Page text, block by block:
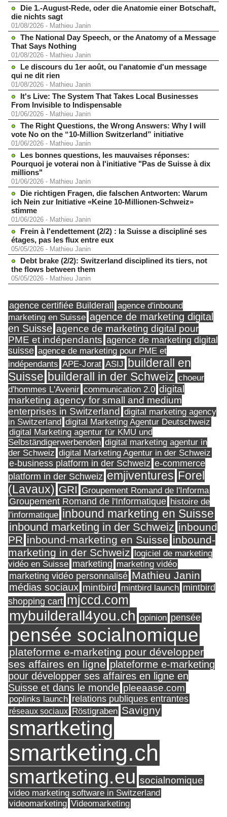
Die 1.-August-Rede, oder die Anatomie einer Botschaft,
die nichts sagt
01/08/2026 - Mathieu Janin
The National Day Speech, or the Anatomy of a Message
That Says Nothing
01/08/2026 - Mathieu Janin
Le discours du 1er août, ou l'anatomie d'un message
qui ne dit rien
01/08/2026 - Mathieu Janin
It's Live: The System That Takes Local Businesses
From Invisible to Indispensable
01/06/2026 - Mathieu Janin
The Right Questions, the Wrong Answers: Why I will
vote No on the “10-Million Switzerland” initiative
01/06/2026 - Mathieu Janin
Les bonnes questions, les mauvaises réponses:
Pourquoi je voterai non à l'initiative "Pas de Suisse à dix
millions"
01/06/2026 - Mathieu Janin
Die richtigen Fragen, die falschen Antworten: Warum
ich Nein zur Initiative «Keine 10-Millionen-Schweiz»
stimme
01/06/2026 - Mathieu Janin
Frein à l'endettement (2/2) : la Suisse a discipliné ses
étages, pas les flux entre eux
05/05/2026 - Mathieu Janin
Debt brake (2/2): Switzerland disciplined its tiers, not
the flows between them
05/05/2026 - Mathieu Janin
agence certifiée Builderall
agence d'inbound
marketing en Suisse agence de marketing digital
en Suisse agence de marketing digital pour
PME et indépendants agence de marketing digital
suisse agence de marketing pour PME et
indépendants APE-Jorat ASIJ builderall en
Suisse builderall in der Schweiz choeur
d'hommes L'Avenir communication 2.0 digital
marketing agency for small and medium
enterprises in Switzerland digital marketing agency
in Switzerland digital Marketing Agentur Deutschweiz
digital Marketing agentur für KMU und
Selbständigerwerbenden digital marketing agentur in
der Schweiz digital Marketing Agentur in der Schweiz
e-business platform in der Schweiz e-commerce
platform in der Schweiz emjiventures Forel
(Lavaux) GRI Groupement Romand de l'Informa
Groupement Romand de l'Informatique histoire de
l'informatique inbound marketing en Suisse
inbound marketing in der Schweiz inbound
PR inbound-marketing en Suisse inbound-
marketing in der Schweiz logiciel de marketing
vidéo en Suisse marketing marketing vidéo
marketing vidéo personnalisé Mathieu Janin
médias sociaux mintbird mintbird launch mintbird
shopping cart mjccd.com
mybuilderall4you.ch opinion pensée
pensée socialnomique
plateforme e-marketing pour développer
ses affaires en ligne plateforme e-marketing
pour développer ses affaires en ligne en
Suisse et dans le monde pleeaase.com
poplinks launch relations publiques entrantes
réseaux sociaux Röstigraben Savigny
smartketing
smartketing.ch
smartketing.eu socialnomique
video marketing software in Switzerland
videomarketing Videomarketing